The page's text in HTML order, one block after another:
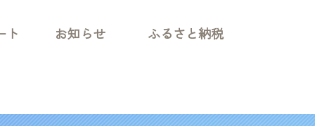
ト お知らせ ふるさと納税